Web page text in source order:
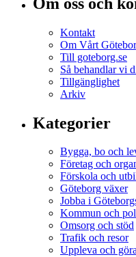
Kontakt
Om Vårt
Till goteborg.se
Så behandlar vi
Tillgänglighet
Arkiv
Kategorier
Bygga, bo och
Företag och
Förskola och
Göteborg växer
Jobba i
Kommun och
Omsorg och stöd
Trafik och resor
Uppleva och